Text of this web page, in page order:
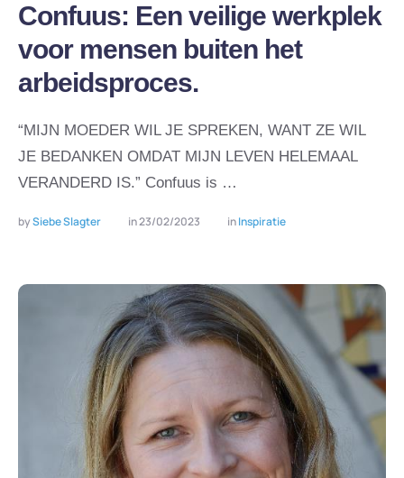
Confuus: Een veilige werkplek
voor mensen buiten het
arbeidsproces.
“MIJN MOEDER WIL JE SPREKEN, WANT ZE WIL
JE BEDANKEN OMDAT MIJN LEVEN HELEMAAL
VERANDERD IS.” Confuus is …
by Siebe Slagter in 23/02/2023 in Inspiratie